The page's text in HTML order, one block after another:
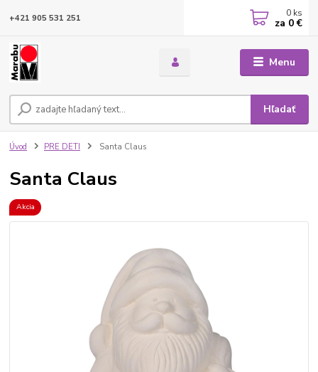
Menu
Hľadať
+421 905 531 251 0 ks
za 0 €
Úvod PRE DETI Santa Claus
Santa Claus
Akcia